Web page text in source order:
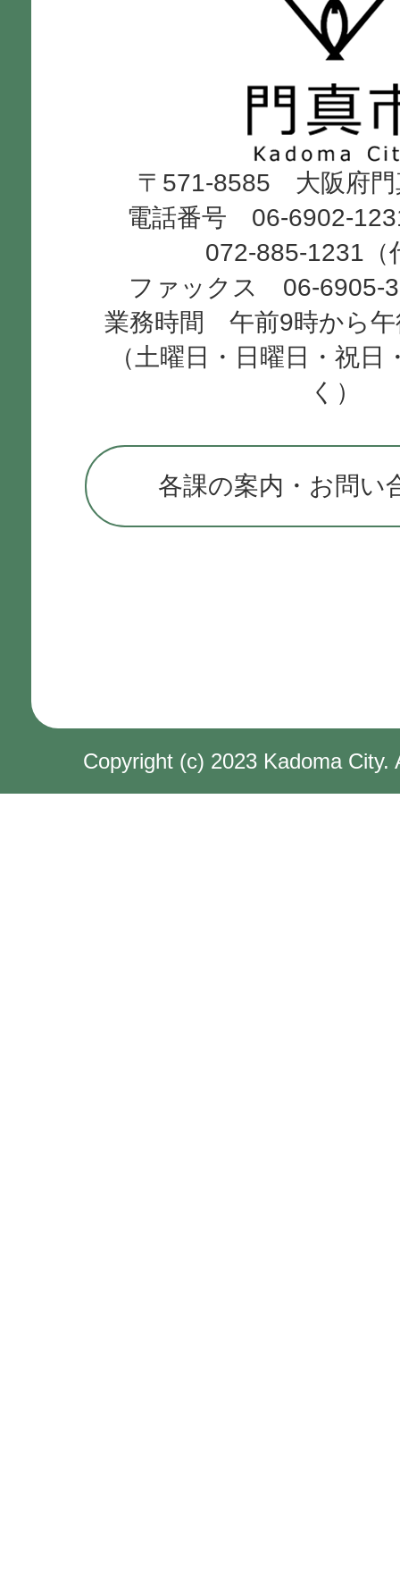
市
Kadoma
City
〒571-8585 大阪府門
電話番号 06-6902-
072-885-1231（
ファックス 06-6905-
業務時間 午前9時から午
（土曜日・日曜日・祝日
く）
各課の案内・お問い
Copyright (c) 2023 Kadoma City.